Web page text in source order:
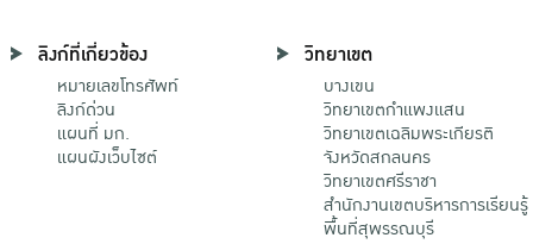
ลิงก์ที่เกี่ยวข้อง
หมายเลขโทรศัพท์
ลิงก์ด่วน
แผนที่ มก.
แผนผังเว็บไซต์
วิทยาเขต
บางเขน
วิทยาเขตกําแพงแสน
วิทยาเขตเฉลิมพระเกียรติ
จังหวัดสกลนคร
วิทยาเขตศรีราชา
สำนักงานเขตบริหารการเรียนรู้
พื้นที่สุพรรณบุรี